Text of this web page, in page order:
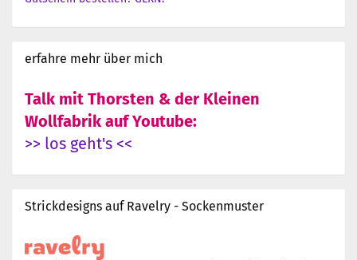
erfahre mehr über mich
Talk mit Thorsten & der Kleinen
Wollfabrik auf Youtube:
>> los geht's <<
Strickdesigns auf Ravelry - Sockenmuster